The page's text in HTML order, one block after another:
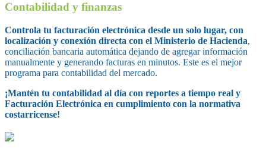
Contabilidad y finanzas
Controla tu facturación electrónica desde un solo lugar, con
localización y conexión directa con el Ministerio de Hacienda,
conciliación bancaria automática dejando de agregar información
manualmente y generando facturas en minutos. Este es el mejor
programa para contabilidad del mercado.
¡Mantén tu contabilidad al día con reportes a tiempo real y
Facturación Electrónica en cumplimiento con la normativa
costarricense!